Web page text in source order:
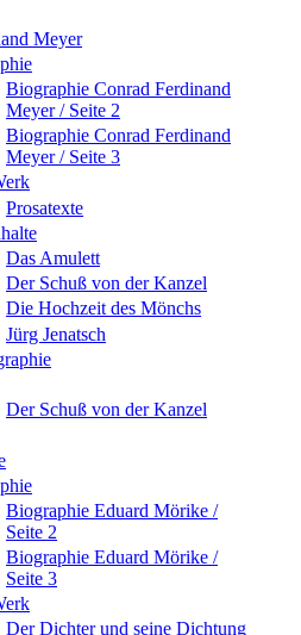
Meyer
Biographie Conrad Ferdinand
Meyer / Seite 2
Biographie Conrad Ferdinand
Meyer / Seite 3
Prosatexte
Das Amulett
Der Schuß von der Kanzel
Die Hochzeit des Mönchs
Jürg Jenatsch
Der Schuß von der Kanzel
Biographie Eduard Mörike /
Seite 2
Biographie Eduard Mörike /
Seite 3
Der Dichter und seine Dichtung